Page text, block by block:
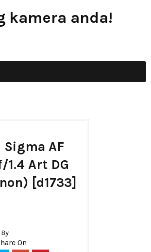
kamera anda!
Sigma AF
Art DG
[d1733]
By